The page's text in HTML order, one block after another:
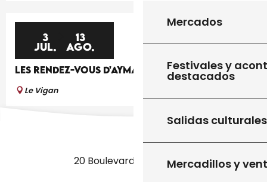
Mercados
Festivales y
destacados
Salidas culturales
Mercadillos y
3
JUL.
13
AGO.
LES RENDEZ-VOUS D'AYMARE
Le Vigan
20 Boulevard des Martyrs